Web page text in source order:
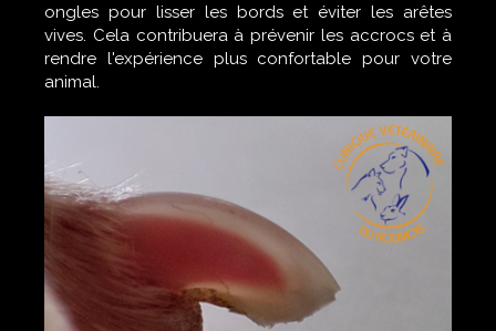
ongles pour lisser les bords et éviter les arêtes
vives. Cela contribuera à prévenir les accrocs et à
rendre l'expérience plus confortable pour votre
animal.